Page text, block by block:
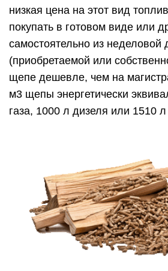
низкая цена на этот вид
покупать в готовом виде или
самостоятельно из неделовой
(приобретаемой или
щепе дешевле, чем на
м3 щепы энергетически
газа, 1000 л дизеля или 1510